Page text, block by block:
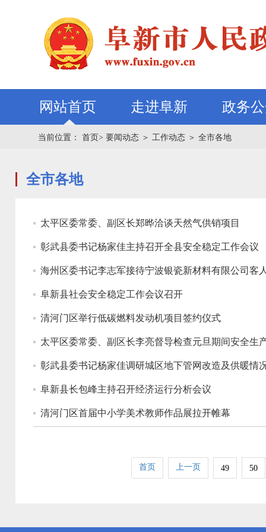
网站首页 走进阜新 政务
当前位置： 首页> 要闻动态 ＞ 工作动态 ＞ 全市各地
全市各地
太平区委常委、副区长郑晔洽谈天然气供销项目
彰武县委书记杨家佳主持召开全县安全稳定工作会议
海州区委书记李志军接待宁波银瓷新材料有限公司客
阜新县社会安全稳定工作会议召开
清河门区举行低碳燃料发动机项目签约仪式
太平区委常委、副区长李亮督导检查元旦期间安全生
彰武县委书记杨家佳调研城区地下管网改造及供暖情
阜新县长包峰主持召开经济运行分析会议
清河门区首届中小学美术教师作品展拉开帷幕
首页 上一页 49 50